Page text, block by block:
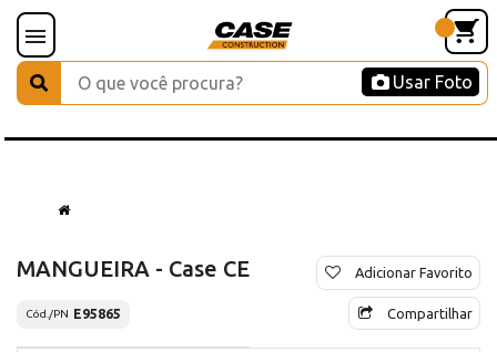
Usar Foto
MANGUEIRA - Case CE
Cód./PN E95865
Adicionar Favorito
Compartilhar